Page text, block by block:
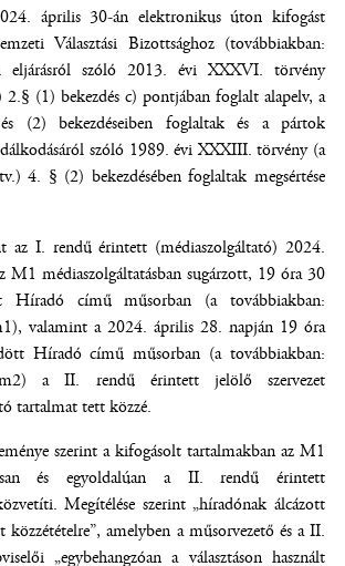
április 30-án elektronikus úton kifogást
Választási Bizottsághoz (továbbiakban:
eljárásról szóló 2013. évi XXXVI. törvény
2.§ (1) bekezdés c) pontjában foglalt alapelv, a
(2) bekezdéseiben foglaltak és a pártok
szóló 1989. évi XXXIII. törvény (a
4. § (2) bekezdésében foglaltak megsértése
az I. rendű érintett (médiaszolgáltató) 2024.
M1 médiaszolgáltatásban sugárzott, 19 óra 30
Híradó című műsorban (a továbbiakban:
valamint a 2024. április 28. napján 19 óra
Híradó című műsorban (a továbbiakban:
a II. rendű érintett jelölő szervezet
tartalmat tett közzé.
szerint a kifogásolt tartalmakban az M1
és egyoldalúan a II. rendű érintett
Megítélése szerint „híradónak álcázott
amelyben a műsorvezető és a II.
„egybehangzóan a választáson használt